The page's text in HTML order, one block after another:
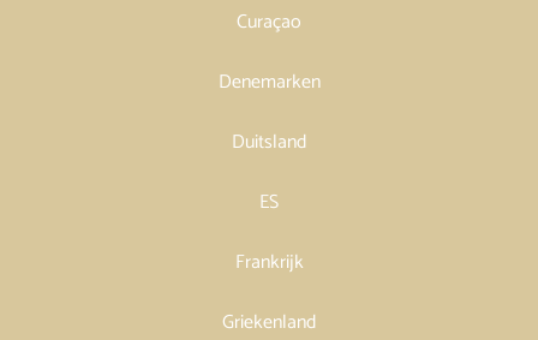
Curaçao
Denemarken
Duitsland
ES
Frankrijk
Griekenland